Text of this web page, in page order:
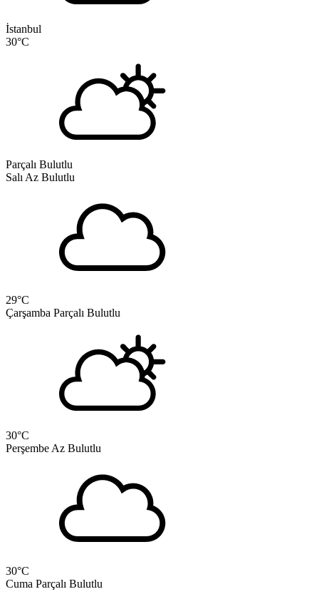
İstanbul
30°C
Parçalı Bulutlu
Salı Az Bulutlu
29°C
Çarşamba Parçalı Bulutlu
30°C
Perşembe Az Bulutlu
30°C
Cuma Parçalı Bulutlu